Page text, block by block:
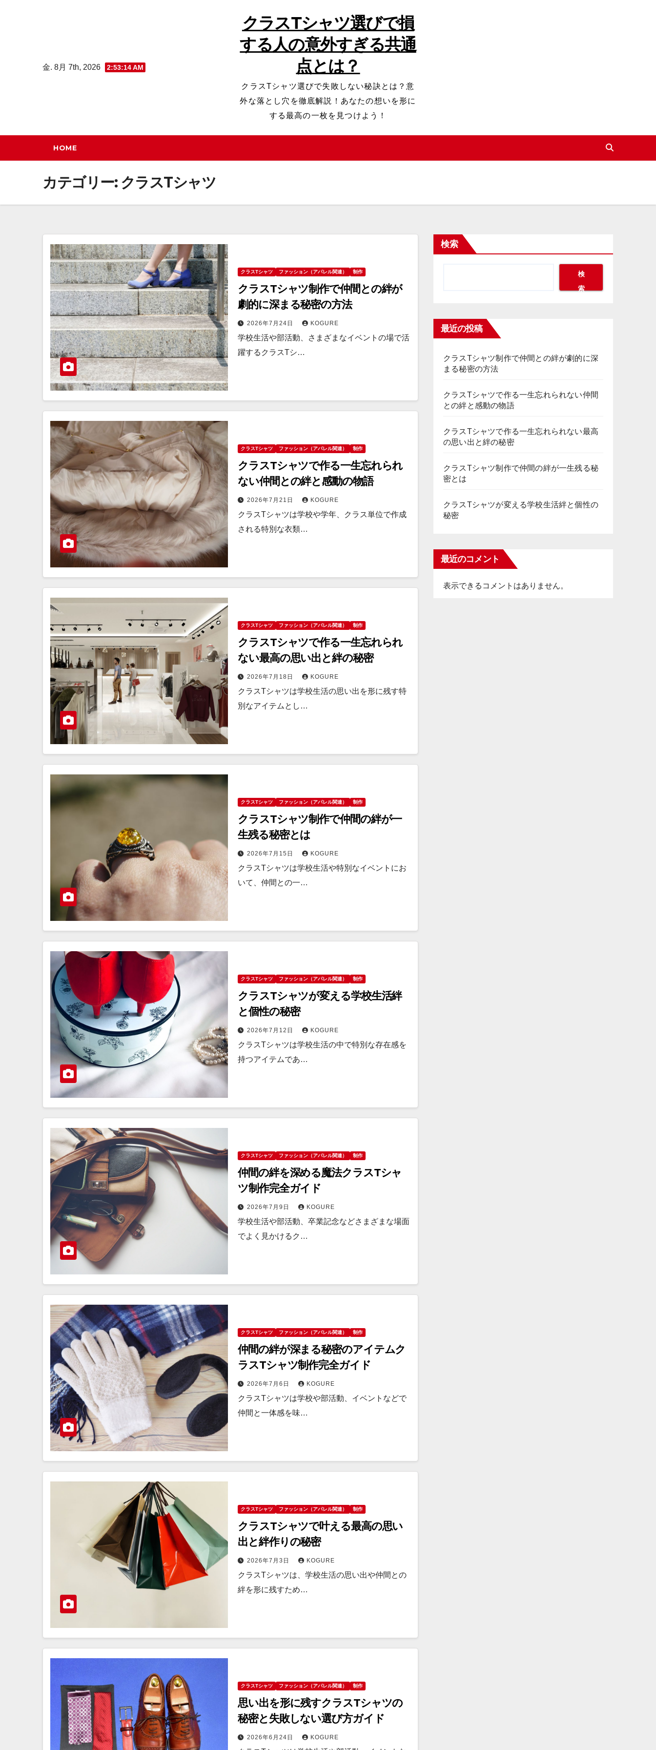
金. 8月 7th, 2026 2:53:15 AM
クラスTシャツ選びで損
する人の意外すぎる共通
点とは？
クラスTシャツ選びで失敗しない秘訣とは？意
外な落とし穴を徹底解説！あなたの想いを形に
する最高の一枚を見つけよう！
HOME
カテゴリー: クラスTシャツ
クラスTシャツ ファッション（アパレル関連） 制作
クラスTシャツ制作で仲間との絆が
劇的に深まる秘密の方法
2026年7月24日 KOGURE
学校生活や部活動、さまざまなイベントの場で活
躍するクラスTシ…
クラスTシャツ ファッション（アパレル関連） 制作
クラスTシャツで作る一生忘れられ
ない仲間との絆と感動の物語
2026年7月21日 KOGURE
クラスTシャツは学校や学年、クラス単位で作成
される特別な衣類…
クラスTシャツ ファッション（アパレル関連） 制作
クラスTシャツで作る一生忘れられ
ない最高の思い出と絆の秘密
2026年7月18日 KOGURE
クラスTシャツは学校生活の思い出を形に残す特
別なアイテムとし…
クラスTシャツ ファッション（アパレル関連） 制作
クラスTシャツ制作で仲間の絆が一
生残る秘密とは
2026年7月15日 KOGURE
クラスTシャツは学校生活や特別なイベントにお
いて、仲間との一…
クラスTシャツ ファッション（アパレル関連） 制作
クラスTシャツが変える学校生活絆
と個性の秘密
2026年7月12日 KOGURE
クラスTシャツは学校生活の中で特別な存在感を
持つアイテムであ…
クラスTシャツ ファッション（アパレル関連） 制作
仲間の絆を深める魔法クラスTシャ
ツ制作完全ガイド
2026年7月9日 KOGURE
学校生活や部活動、卒業記念などさまざまな場面
でよく見かけるク…
クラスTシャツ ファッション（アパレル関連） 制作
仲間の絆が深まる秘密のアイテムク
ラスTシャツ制作完全ガイド
2026年7月6日 KOGURE
クラスTシャツは学校や部活動、イベントなどで
仲間と一体感を味…
クラスTシャツ ファッション（アパレル関連） 制作
クラスTシャツで叶える最高の思い
出と絆作りの秘密
2026年7月3日 KOGURE
クラスTシャツは、学校生活の思い出や仲間との
絆を形に残すため…
クラスTシャツ ファッション（アパレル関連） 制作
思い出を形に残すクラスTシャツの
秘密と失敗しない選び方ガイド
2026年6月24日 KOGURE
検索
検
索
最近の投稿
クラスTシャツ制作で仲間との絆が劇的に深
まる秘密の方法
クラスTシャツで作る一生忘れられない仲間
との絆と感動の物語
クラスTシャツで作る一生忘れられない最高
の思い出と絆の秘密
クラスTシャツ制作で仲間の絆が一生残る秘
密とは
クラスTシャツが変える学校生活絆と個性の
秘密
最近のコメント
表示できるコメントはありません。